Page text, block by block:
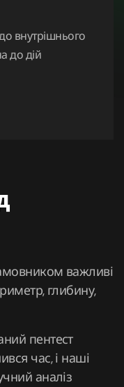
внутрішнього
до дій
важливі
глибину,
пентест
час, і наші
аналіз